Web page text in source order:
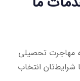
مهاجرت تحصیلی
شرایط‌تان انتخاب